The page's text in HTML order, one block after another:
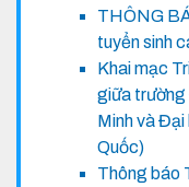
THÔNG
tuyển sinh
Khai mạc
giữa trường
Minh và Đại
Quốc)
Thông báo